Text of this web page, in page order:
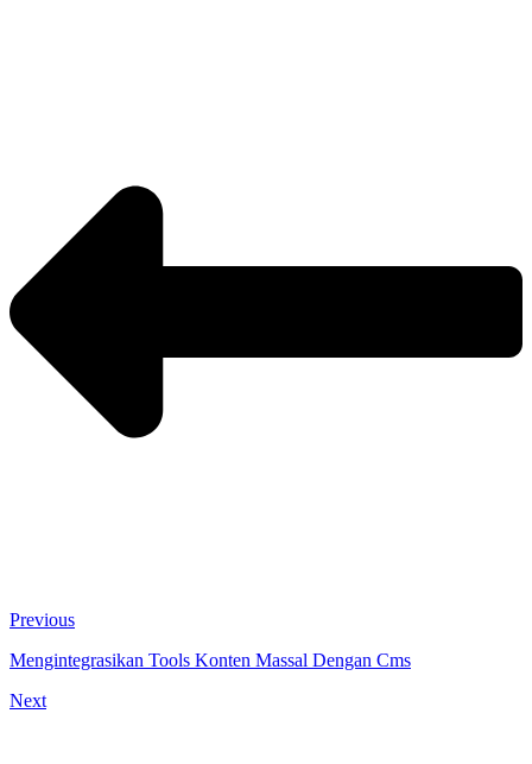
Previous
Mengintegrasikan Tools Konten Massal Dengan Cms
Next